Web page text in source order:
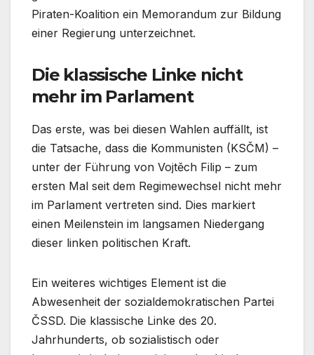
Piraten-Koalition ein Memorandum zur Bildung
einer Regierung unterzeichnet.
Die klassische Linke nicht
mehr im Parlament
Das erste, was bei diesen Wahlen auffällt, ist
die Tatsache, dass die Kommunisten (KSČM) –
unter der Führung von Vojtěch Filip – zum
ersten Mal seit dem Regimewechsel nicht mehr
im Parlament vertreten sind. Dies markiert
einen Meilenstein im langsamen Niedergang
dieser linken politischen Kraft.
Ein weiteres wichtiges Element ist die
Abwesenheit der sozialdemokratischen Partei
ČSSD. Die klassische Linke des 20.
Jahrhunderts, ob sozialistisch oder